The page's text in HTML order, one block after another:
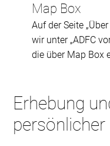
Map Box
Auf der Seite
wir unter „ADFC
die über Map Box
Erhebung
persönlicher